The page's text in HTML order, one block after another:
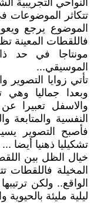
النواحي التجريبية
تتكاثر الموضوعات
الموضوع يرجع
فاللقطات المعينة
مونتاجا في حد
الموسيقي...
تأتي زوايا التصوير
وبعدا جماليا وهي
والاسفل تعبيرا
النفسية والمتابعة
فأصبح التصوير
تشكيليا ذهنيا أيضا ...
خيال الظل بين
المخيلة
الواقع.. ولكن
ليلية مليئة بالحيوية